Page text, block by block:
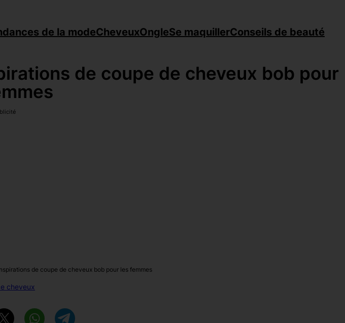
de la modeCheveuxOngleSe maquillerConseils de beauté
de coupe de cheveux bob pour
de coupe de cheveux bob pour les femmes
cheveux